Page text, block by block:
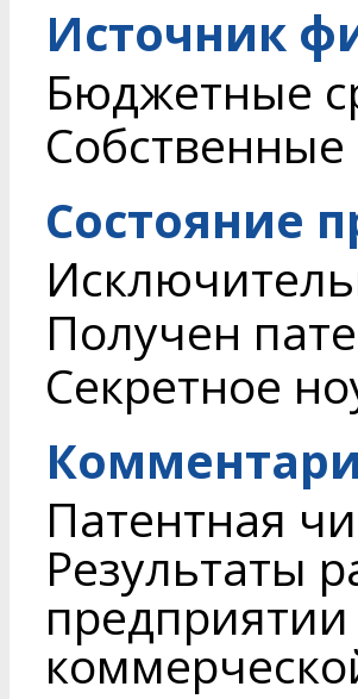
Источник
Бюджетные
Собственные
Состояние
Получен
Секретное
Патентная
Результаты